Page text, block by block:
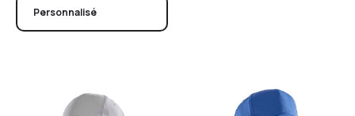
Personnalisé